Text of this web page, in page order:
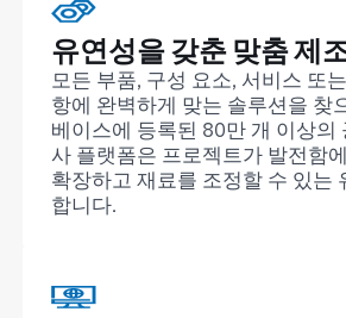
유연성을 갖춘 맞춤 제
모든 부품, 구성 요소, 서비스 또
항에 완벽하게 맞는 솔루션을 찾
베이스에 등록된 80만 개 이상의
사 플랫폼은 프로젝트가 발전함
확장하고 재료를 조정할 수 있는
합니다.